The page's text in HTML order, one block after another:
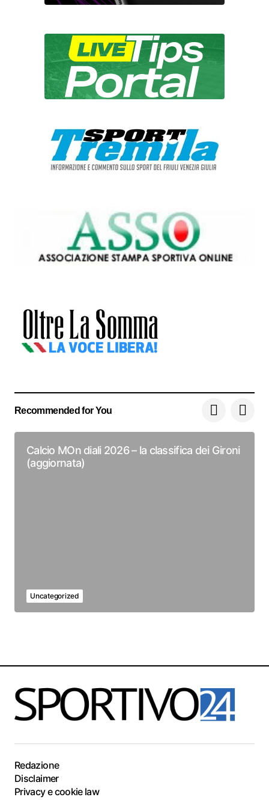
Recommended for You
Calcio MOn diali 2026 – la classifica dei Gironi
(aggiornata)
Uncategorized
Redazione
Disclaimer
Privacy e cookie law